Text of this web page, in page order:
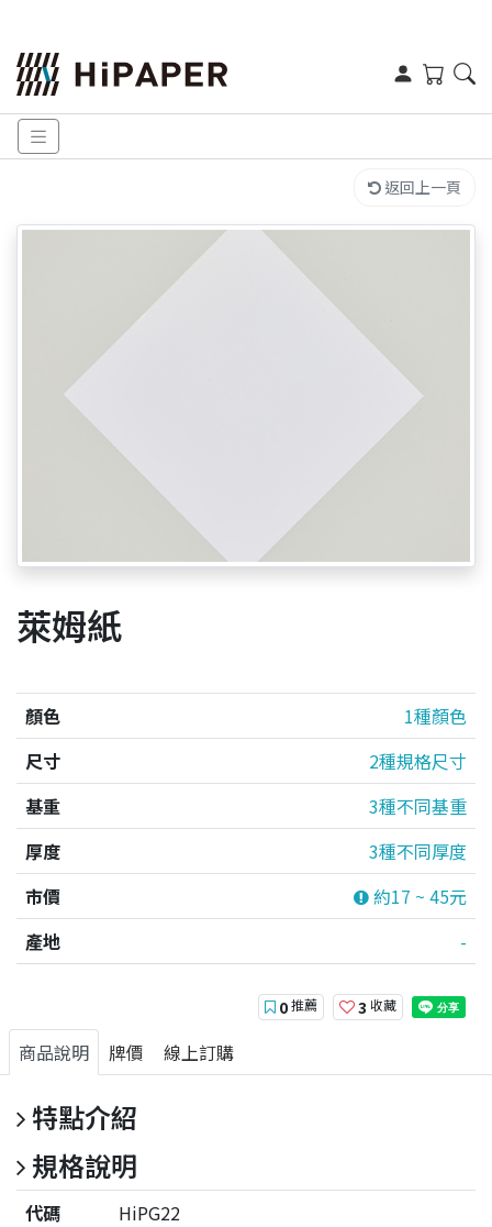
返回上一頁
萊姆紙
顏色
1種顏色
尺寸
2種規格尺寸
基重
3種不同基重
厚度
3種不同厚度
市價
約17 ~ 45元
產地
-
0推薦 3 收藏
商品說明 牌價 線上訂購
特點介紹
規格說明
代碼
HiPG22